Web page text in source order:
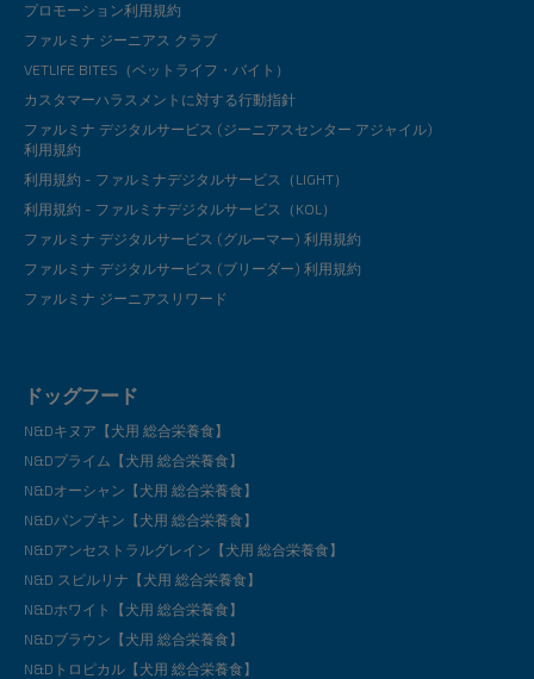
プロモーション利用規約
ファルミナ ジーニアス クラブ
VETLIFE BITES（ベットライフ・バイト）
カスタマーハラスメントに対する行動指針
ファルミナ デジタルサービス (ジーニアスセンター アジャイル)
利用規約
利用規約 - ファルミナデジタルサービス（LIGHT）
利用規約 - ファルミナデジタルサービス（KOL）
ファルミナ デジタルサービス (グルーマー) 利用規約
ファルミナ デジタルサービス (ブリーダー) 利用規約
ファルミナ ジーニアスリワード
ドッグフード
N&Dキヌア【犬用 総合栄養食】
N&Dプライム【犬用 総合栄養食】
N&Dオーシャン【犬用 総合栄養食】
N&Dパンプキン【犬用 総合栄養食】
N&Dアンセストラルグレイン【犬用 総合栄養食】
N&D スピルリナ【犬用 総合栄養食】
N&Dホワイト【犬用 総合栄養食】
N&Dブラウン【犬用 総合栄養食】
N&Dトロピカル【犬用 総合栄養食】